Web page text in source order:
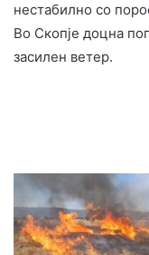
нестабилно со
Во Скопје доцна
засилен ветер.